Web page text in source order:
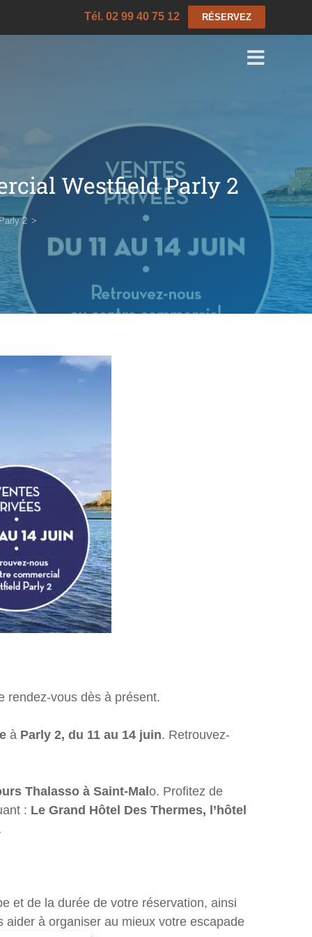
Tél. 02 99 40 75 12 RÉSERVEZ
Westfield Parly 2
2 >
rendez-vous dès à présent.
à Parly 2, du 11 au 14 juin. Retrouvez-
Thalasso à Saint-Mal o. Profitez de
: Le Grand Hôtel Des Thermes, l’hôtel
et de la durée de votre réservation, ainsi
à organiser au mieux votre escapade